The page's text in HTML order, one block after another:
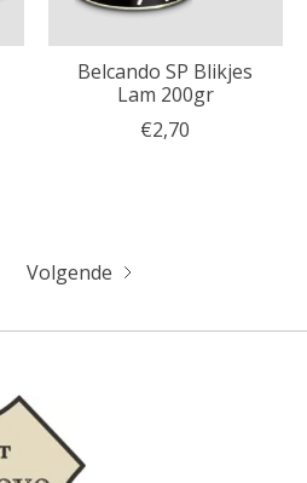
Belcando SP Blikjes
Lam 200gr
€2,70
Volgende